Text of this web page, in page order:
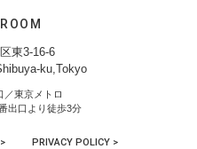
東3-16-6
ku,Tokyo
／東京メトロ
出口より徒歩3分
PRIVACY POLICY >